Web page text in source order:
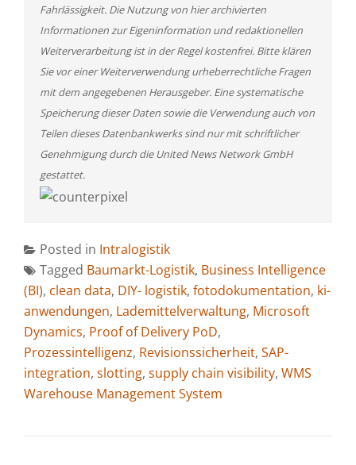
Fahrlässigkeit. Die Nutzung von hier archivierten
Informationen zur Eigeninformation und redaktionellen
Weiterverarbeitung ist in der Regel kostenfrei. Bitte klären
Sie vor einer Weiterverwendung urheberrechtliche Fragen
mit dem angegebenen Herausgeber. Eine systematische
Speicherung dieser Daten sowie die Verwendung auch von
Teilen dieses Datenbankwerks sind nur mit schriftlicher
Genehmigung durch die United News Network GmbH
gestattet.
Posted in Intralogistik
Tagged Baumarkt-Logistik, Business Intelligence
(BI), clean data, DIY- logistik, fotodokumentation, ki-
anwendungen, Lademittelverwaltung, Microsoft
Dynamics, Proof of Delivery PoD,
Prozessintelligenz, Revisionssicherheit, SAP-
integration, slotting, supply chain visibility, WMS
Warehouse Management System